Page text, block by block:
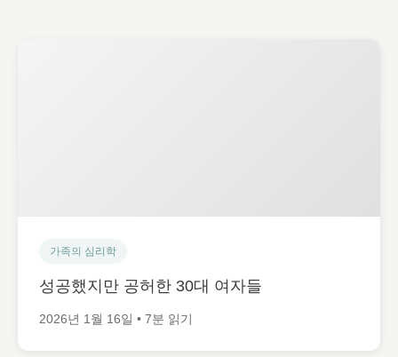
가족의 심리학
성공했지만 공허한 30대 여자들
2026년 1월 16일 • 7분 읽기